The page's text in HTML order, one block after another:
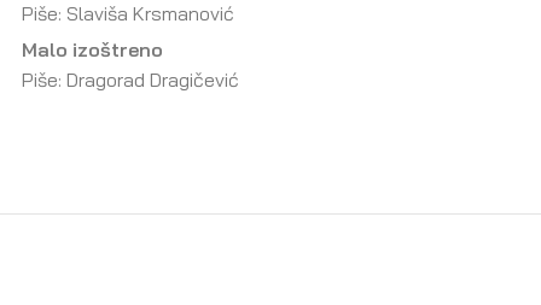
Piše: Slaviša Krsmanović
Malo izoštreno
Piše: Dragorad Dragičević